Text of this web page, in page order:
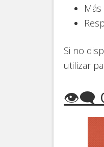
Si no
utilizar
👁️‍🗨️